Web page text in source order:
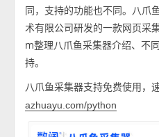
同，支持的功能也不同。八爪
术有限公司研发的一款网页采
m整理八爪鱼采集器介绍、不
持。
八爪鱼采集器支持免费使用，
azhuayu.com/python